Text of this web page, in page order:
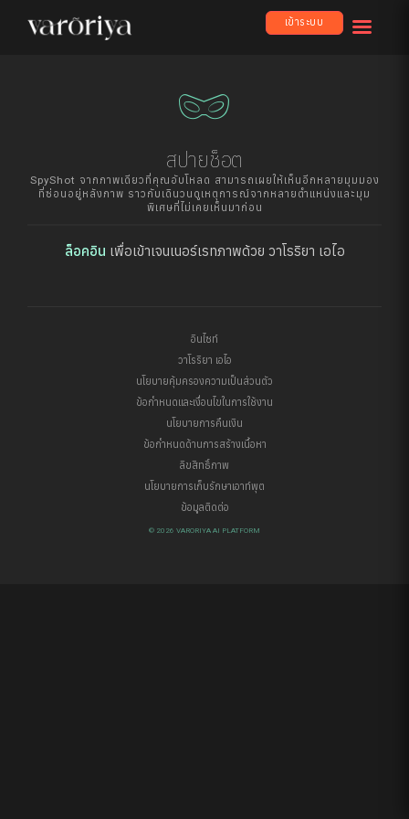
เข้าระบบ
domino_mask
สปายช็อต
SpyShot จากภาพเดียวที่คุณอับโหลด สามารถเผยให้เห็นอีกหลายมุมมอง
ที่ซ่อนอยู่หลังภาพ ราวกับเดินวนดูเหตุการณ์จากหลายตำแหน่งและมุม
พิเศษที่ไม่เคยเห็นมาก่อน
ล็อคอิน เพื่อเข้าเจนเนอร์เรทภาพด้วย วาโรริยา เอไอ
อินไซท์
วาโรริยา เอไอ
นโยบายคุ้มครองความเป็นส่วนตัว
ข้อกำหนดและเงื่อนไขในการใช้งาน
นโยบายการคืนเงิน
ข้อกำหนดด้านการสร้างเนื้อหา
ลิขสิทธิ์ภาพ
นโยบายการเก็บรักษาเอาท์พุต
ข้อมูลติดต่อ
© 2026 VARORIYA AI PLATFORM